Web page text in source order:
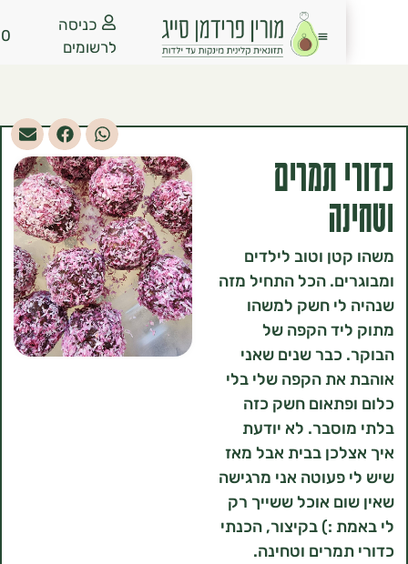
לרשומים
0.00
תמרים
וטוב לילדים
הכל התחיל מזה
חשק למשהו
הקפה של
שנים שאני
הקפה שלי בלי
חשק כזה
לא יודעת
בבית אבל מאז
אני מרגישה
אוכל ששייך רק
:) בקיצור, הכנתי
וטחינה.